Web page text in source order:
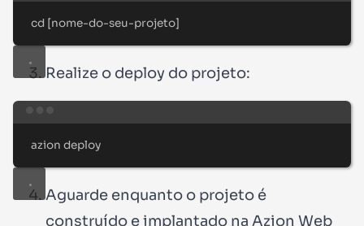
cd [nome-do-seu-projeto]
Realize o deploy do projeto:
azion deploy
Aguarde enquanto o projeto é
construído e implantado na Azion Web